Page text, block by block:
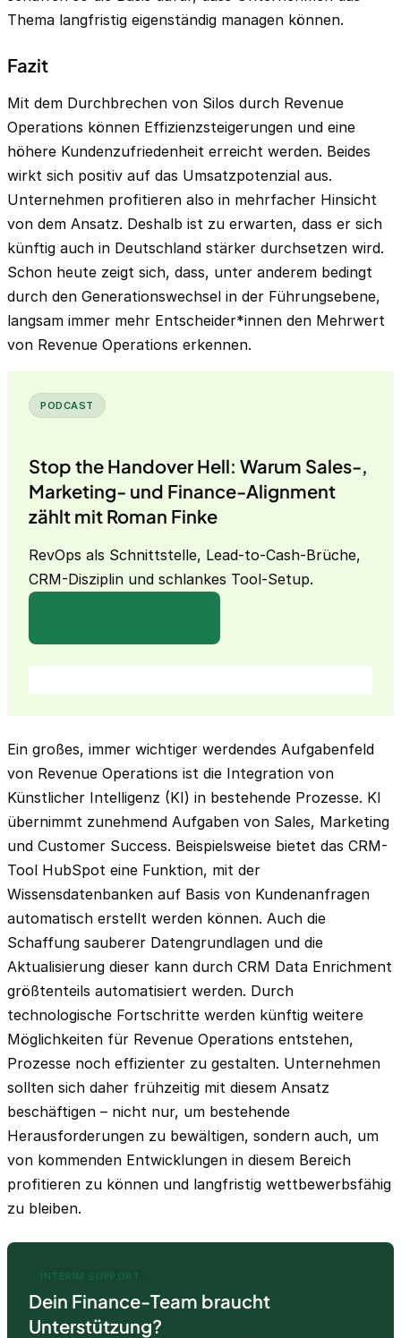
Thema langfristig eigenständig managen können.
Fazit
Mit dem Durchbrechen von Silos durch Revenue
Operations können Effizienzsteigerungen und eine
höhere Kundenzufriedenheit erreicht werden. Beides
wirkt sich positiv auf das Umsatzpotenzial aus.
Unternehmen profitieren also in mehrfacher Hinsicht
von dem Ansatz. Deshalb ist zu erwarten, dass er sich
künftig auch in Deutschland stärker durchsetzen wird.
Schon heute zeigt sich, dass, unter anderem bedingt
durch den Generationswechsel in der Führungsebene,
langsam immer mehr Entscheider*innen den Mehrwert
von Revenue Operations erkennen.
PODCAST
Stop the Handover Hell: Warum Sales-,
Marketing- und Finance-Alignment
zählt mit Roman Finke
RevOps als Schnittstelle, Lead-to-Cash-Brüche,
CRM-Disziplin und schlankes Tool-Setup.
Ein großes, immer wichtiger werdendes Aufgabenfeld
von Revenue Operations ist die Integration von
Künstlicher Intelligenz (KI) in bestehende Prozesse. KI
übernimmt zunehmend Aufgaben von Sales, Marketing
und Customer Success. Beispielsweise bietet das CRM-
Tool HubSpot eine Funktion, mit der
Wissensdatenbanken auf Basis von Kundenanfragen
automatisch erstellt werden können. Auch die
Schaffung sauberer Datengrundlagen und die
Aktualisierung dieser kann durch CRM Data Enrichment
größtenteils automatisiert werden. Durch
technologische Fortschritte werden künftig weitere
Möglichkeiten für Revenue Operations entstehen,
Prozesse noch effizienter zu gestalten. Unternehmen
sollten sich daher frühzeitig mit diesem Ansatz
beschäftigen – nicht nur, um bestehende
Herausforderungen zu bewältigen, sondern auch, um
von kommenden Entwicklungen in diesem Bereich
profitieren zu können und langfristig wettbewerbsfähig
zu bleiben.
INTERIM SUPPORT
Dein Finance-Team braucht
Unterstützung?